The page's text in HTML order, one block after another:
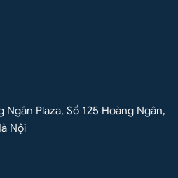
Ngân Plaza, Số 125 Hoàng Ngân,
Nội